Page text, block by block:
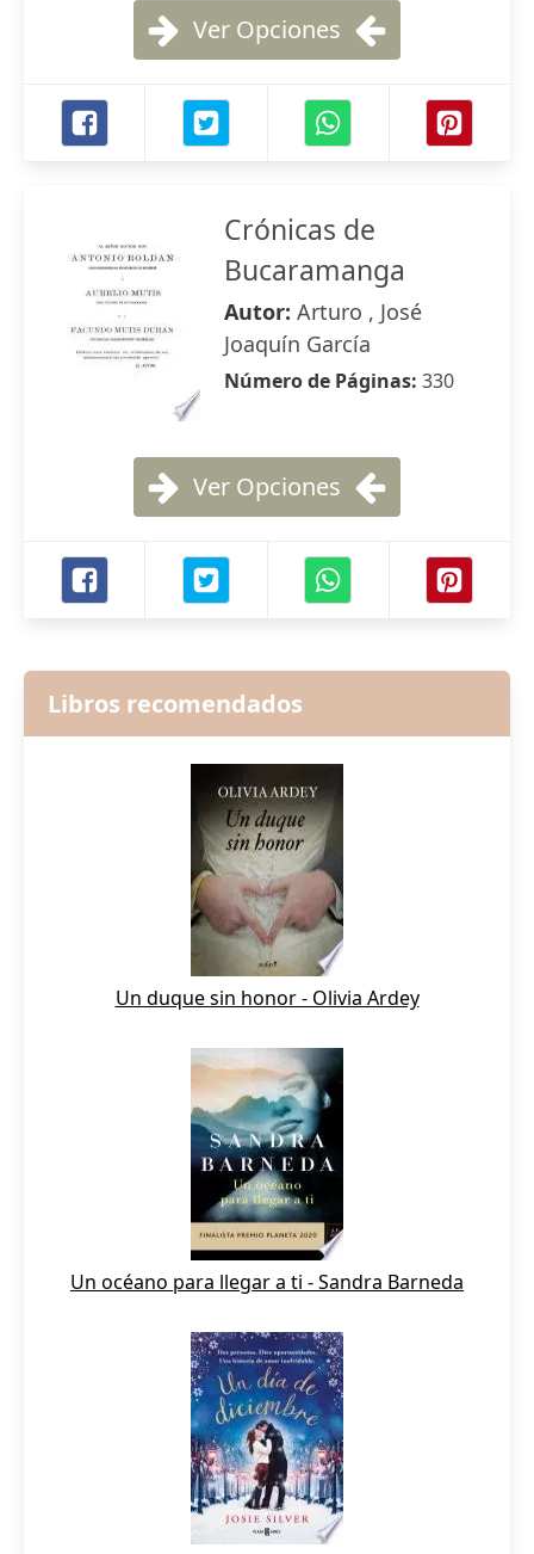
Ver Opciones
Crónicas de
Bucaramanga
Autor: Arturo , José
Joaquín García
Número de Páginas: 330
Ver Opciones
Libros recomendados
Un duque sin honor - Olivia Ardey
Un océano para llegar a ti - Sandra Barneda